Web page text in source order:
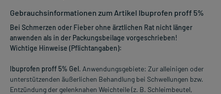
Gebrauchsinformationen zum Artikel Ibuprofen proff 5%
Bei Schmerzen oder Fieber ohne ärztlichen Rat nicht länger
anwenden als in der Packungsbeilage vorgeschrieben!
Wichtige Hinweise (Pflichtangaben):
Ibuprofen proff 5% Gel. Anwendungsgebiete: Zur alleinigen oder
unterstützenden äußerlichen Behandlung bei Schwellungen bzw.
Entzündung der gelenknahen Weichteile (z. B. Schleimbeutel,